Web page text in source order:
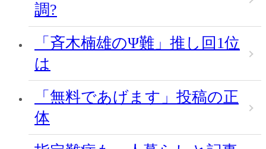
調?
「斉木楠雄のΨ難」推し回1位
は
「無料であげます」投稿の正
体